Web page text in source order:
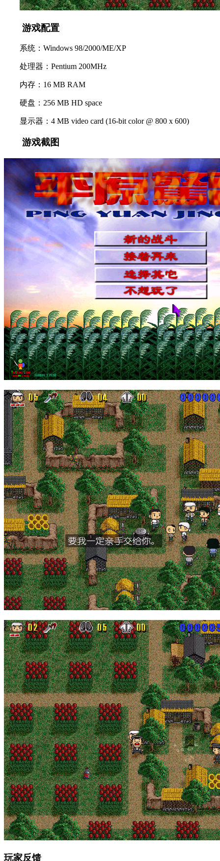
游戏配置
系统：Windows 98/2000/ME/XP
处理器：Pentium 200MHz
内存：16 MB RAM
硬盘：256 MB HD space
显示器：4 MB video card (16-bit color @ 800 x 600)
游戏截图
玩家反馈